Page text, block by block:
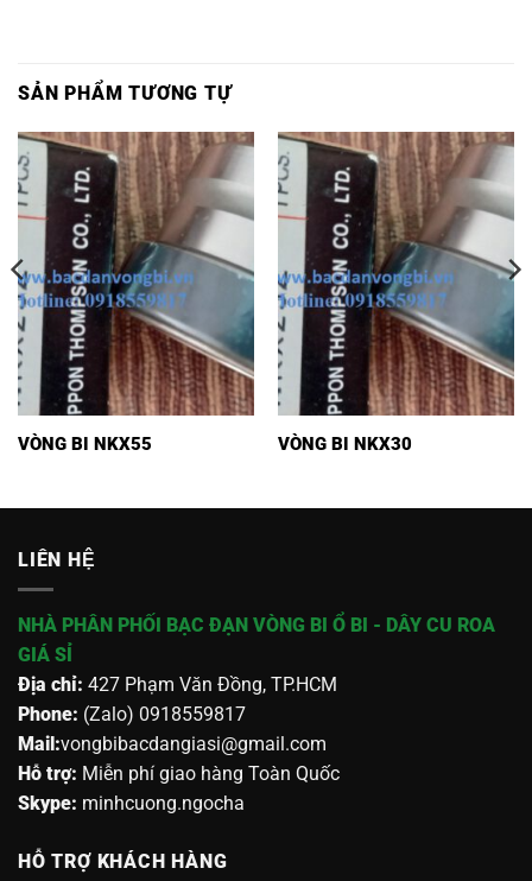
SẢN PHẨM TƯƠNG TỰ
VÒNG BI NKX55 VÒNG BI NKX30
LIÊN HỆ
NHÀ PHÂN PHỐI BẠC ĐẠN VÒNG BI Ổ BI - DÂY CU ROA
GIÁ SỈ
Địa chỉ: 427 Phạm Văn Đồng, TP.HCM
Phone: (Zalo) 0918559817
Mail:vongbibacdangiasi@gmail.com
Hỗ trợ: Miễn phí giao hàng Toàn Quốc
Skype: minhcuong.ngocha
HỖ TRỢ KHÁCH HÀNG